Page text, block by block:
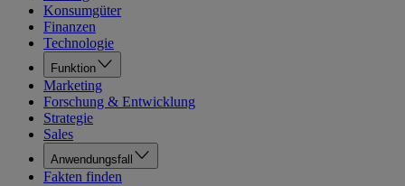
Konsumgüter
Finanzen
Technologie
Funktion
Marketing
Forschung & Entwicklung
Strategie
Sales
Anwendungsfall
Fakten finden